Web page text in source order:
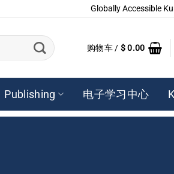
Globally Accessible
购物车 / $0.00
Publishing 电子学习中心